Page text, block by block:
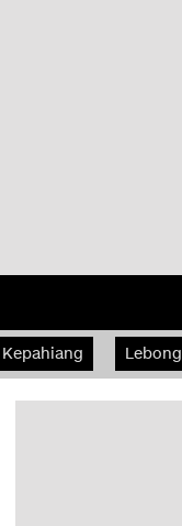
Kepahiang Lebong